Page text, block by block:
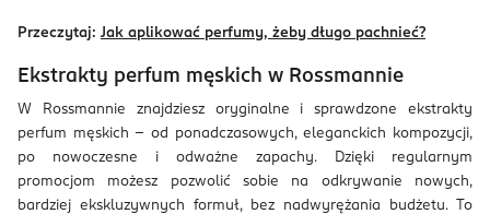
Przeczytaj: Jak aplikować perfumy, żeby długo pachnieć?
Ekstrakty perfum męskich w Rossmannie
W Rossmannie znajdziesz oryginalne i sprawdzone ekstrakty
perfum męskich – od ponadczasowych, eleganckich kompozycji,
po nowoczesne i odważne zapachy. Dzięki regularnym
promocjom możesz pozwolić sobie na odkrywanie nowych,
bardziej ekskluzywnych formuł, bez nadwyrężania budżetu. To